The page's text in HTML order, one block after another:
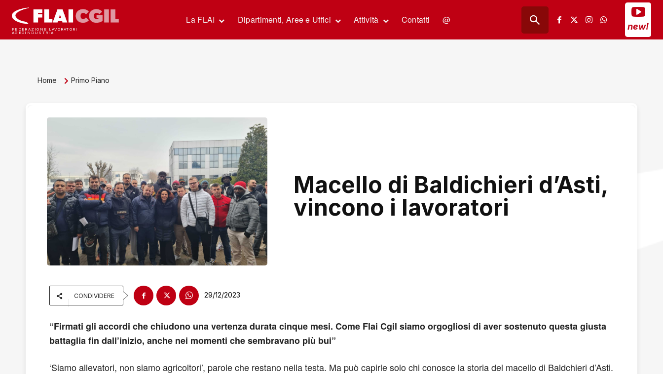
FEDERAZIONE LAVORATORI
AGROINDUSTRIA
La FLAI Dipartimenti, Aree e Uffici Attività Contatti @
new!
Home Primo Piano
Macello di Baldichieri d’Asti,
vincono i lavoratori
CONDIVIDERE 29/12/2023
“Firmati gli accordi che chiudono una vertenza durata cinque mesi. Come Flai Cgil siamo orgogliosi di aver sostenuto questa giusta
battaglia fin dall’inizio, anche nei momenti che sembravano più bui”
‘Siamo allevatori, non siamo agricoltori’, parole che restano nella testa. Ma può capirle solo chi conosce la storia del macello di Baldchieri d’Asti.